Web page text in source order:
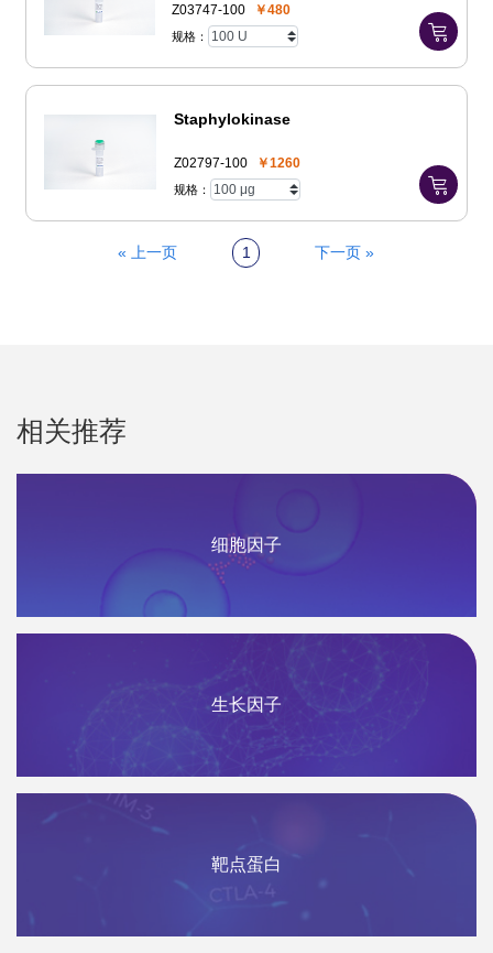
Z03747-100 ￥480
规格：
Staphylokinase
Z02797-100 ￥1260
规格：
« 上一页 1 下一页 »
相关推荐
细胞因子
生长因子
靶点蛋白